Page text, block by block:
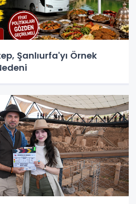
Şanlıurfa'yı Örnek